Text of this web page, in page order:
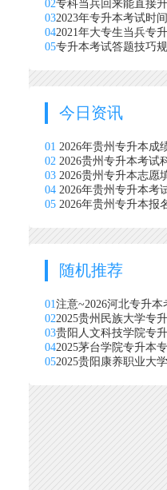
02专科当兵回来能直接
032023年专升本考试时
042021年大专生当兵专
05专升本考试答题技巧
今日资讯
01 2026年贵州专升本成
02 2026贵州专升本考试
03 2026贵州专升本志愿
04 2026年贵州专升本考
05 2026年贵州专升本报
随机推荐
01注意~2026河北专升
022025贵州民族大学专
03贵阳人文科技学院专
042025茅台学院专升本
052025贵阳康养职业大